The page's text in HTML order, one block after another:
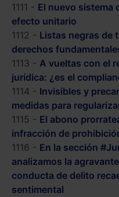
1111 - El nuevo sistema
efecto unitario
1112 - Listas negras de
derechos
1113 - A vueltas con el
jurídica: ¿es el
1114 - Invisibles y
medidas para
1115 - El abono
infracción de
1116 - En la sección
analizamos la
conducta de delito
sentimental